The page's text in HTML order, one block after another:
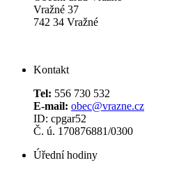
Vražné 37
742 34 Vražné
Kontakt
Tel: 556 730 532
E-mail: obec@vrazne.cz
ID: cpgar52
Č. ú. 170876881/0300
Úřední hodiny